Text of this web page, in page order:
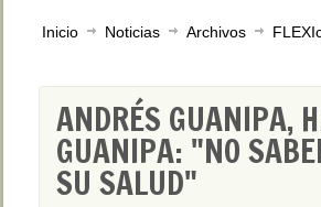
Inicio Noticias Archivos
ANDRÉS GUANIPA,
GUANIPA: "NO
SU SALUD"